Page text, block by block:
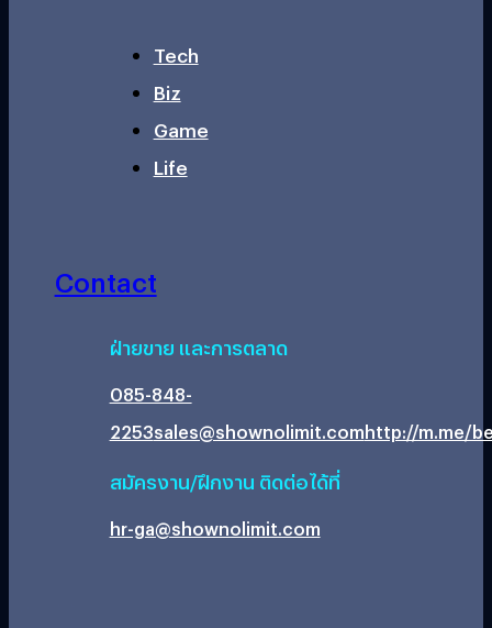
Tech
Biz
Game
Life
Contact
ฝ่ายขาย และการตลาด
085-848-
2253sales@shownolimit.comhttp://m.me/
สมัครงาน/ฝึกงาน ติดต่อได้ที่
hr-ga@shownolimit.com